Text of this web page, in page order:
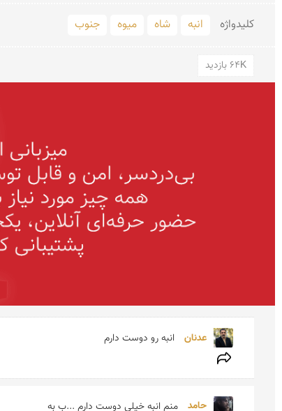
کلید‌واژه انبه شاه میوه جنوب
64K بازدید
عدنان انبه رو دوست دارم
حامد منم انبه خیلی دوست دارم ...ب به